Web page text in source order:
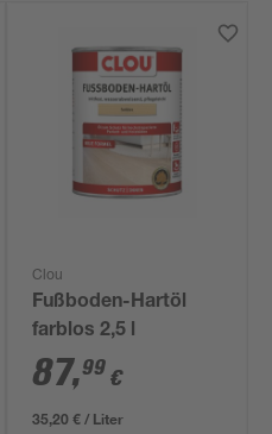
Clou
Fußboden-Hartöl
farblos 2,5 l
87,99 €
35,20 € / Liter